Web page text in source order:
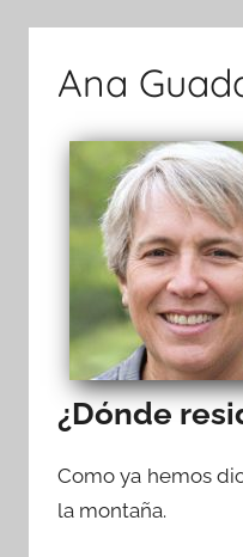
Ana
¿Dónde
Como ya hemos
la montaña.